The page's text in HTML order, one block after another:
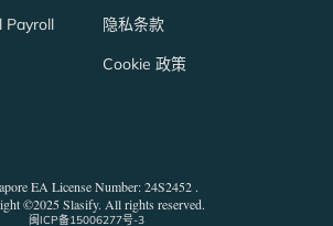
Payroll 隐私条款
Cookie 政策
EA License Number: 24S2452 .
©2025 Slasify. All rights reserved.
闽ICP备15006277号-3